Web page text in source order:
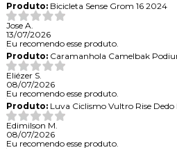
Produto:Bicicleta Sense Grom 16 2024
Jose A.
13/07/2026
Eu recomendo esse produto.
Produto:Caramanhola Camelbak
Eliézer S.
08/07/2026
Eu recomendo esse produto.
Produto:Luva Ciclismo Vultro Rise Dedo
Edimilson M.
08/07/2026
Eu recomendo esse produto.